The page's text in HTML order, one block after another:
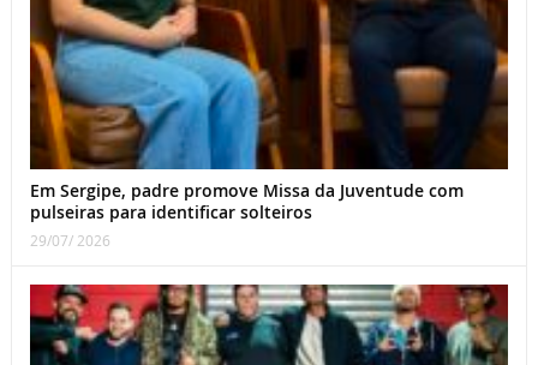
Em Sergipe, padre promove Missa da Juventude com
pulseiras para identificar solteiros
29/07/ 2026